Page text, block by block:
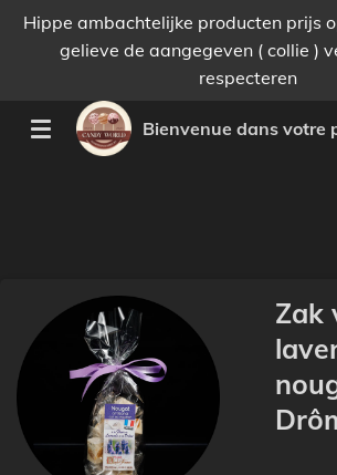
Passer
principal
Bienvenue dans votre
Hippe ambachtelijke producten prijs
gelieve de aangegeven ( collie )
respecteren
Zak